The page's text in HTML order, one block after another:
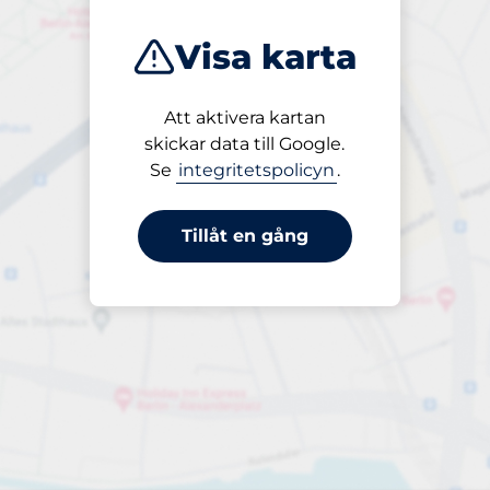
Visa karta
Att aktivera kartan
skickar data till Google.
Se integritetspolicyn .
Tillåt en gång
350,00 kr